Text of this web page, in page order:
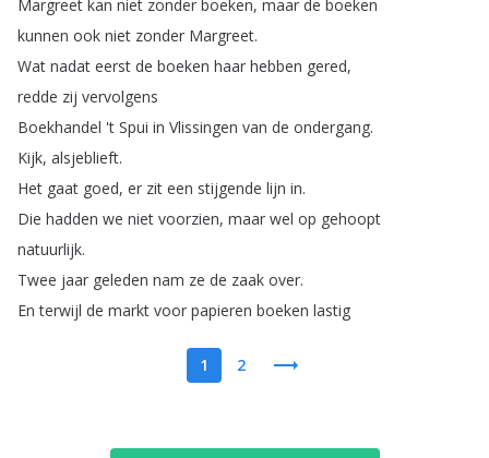
Margreet kan niet zonder boeken, maar de boeken
kunnen ook niet zonder Margreet.
Wat nadat eerst de boeken haar hebben gered,
redde zij vervolgens
Boekhandel 't Spui in Vlissingen van de ondergang.
Kijk, alsjeblieft.
Het gaat goed, er zit een stijgende lijn in.
Die hadden we niet voorzien, maar wel op gehoopt
natuurlijk.
Twee jaar geleden nam ze de zaak over.
En terwijl de markt voor papieren boeken lastig
1 2